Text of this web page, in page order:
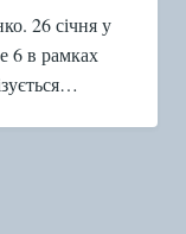
26 січня у
6 в рамках